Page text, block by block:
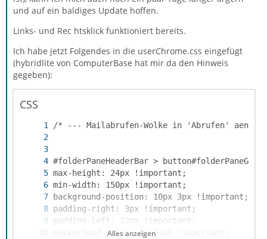
und auf ein baldiges Update hoffen.
Links- und Rec htsklick funktioniert bereits.
Ich habe jetzt Folgendes in die userChrome.css eingefügt
(hybridlite von ComputerBase hat mir da den Hinweis
gegeben):
CSS
Alles anzeigen